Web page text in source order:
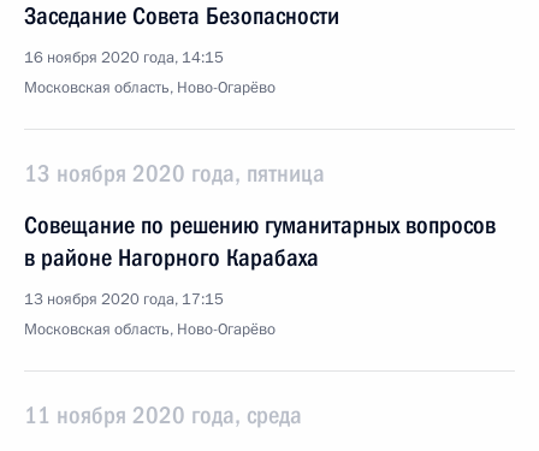
Заседание Совета Безопасности
16 ноября 2020 года, 14:15
Московская область, Ново-Огарёво
13 ноября 2020 года, пятница
Совещание по решению гуманитарных вопросов
в районе Нагорного Карабаха
13 ноября 2020 года, 17:15
Московская область, Ново-Огарёво
11 ноября 2020 года, среда